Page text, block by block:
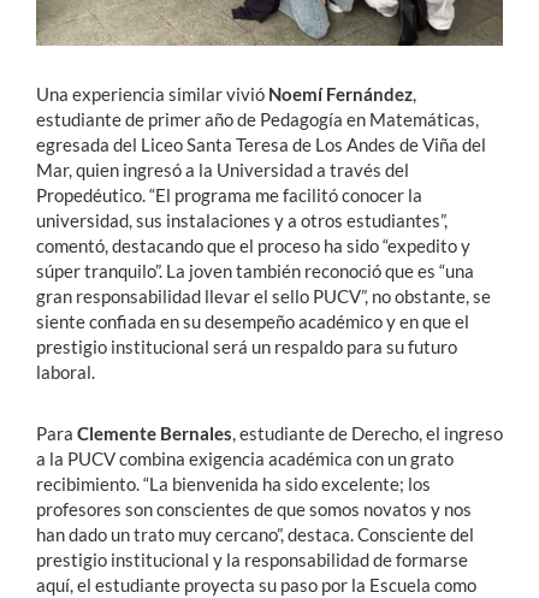
Una experiencia similar vivió Noemí Fernández,
estudiante de primer año de Pedagogía en Matemáticas,
egresada del Liceo Santa Teresa de Los Andes de Viña del
Mar, quien ingresó a la Universidad a través del
Propedéutico. “El programa me facilitó conocer la
universidad, sus instalaciones y a otros estudiantes”,
comentó, destacando que el proceso ha sido “expedito y
súper tranquilo”. La joven también reconoció que es “una
gran responsabilidad llevar el sello PUCV”, no obstante, se
siente confiada en su desempeño académico y en que el
prestigio institucional será un respaldo para su futuro
laboral.
Para Clemente Bernales, estudiante de Derecho, el ingreso
a la PUCV combina exigencia académica con un grato
recibimiento. “La bienvenida ha sido excelente; los
profesores son conscientes de que somos novatos y nos
han dado un trato muy cercano”, destaca. Consciente del
prestigio institucional y la responsabilidad de formarse
aquí, el estudiante proyecta su paso por la Escuela como